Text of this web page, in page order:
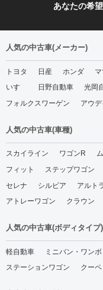
あなたの希
人気の中古車(メーカー)
トヨタ 日産 ホンダ
いすゞ
日野自動車 光岡
フォルクスワーゲン
アウデ
人気の中古車(車種)
スカイライン ワゴンR
フィット
ステップワゴン
セレナ
シルビア アルト
アトレーワゴン
クラウン
人気の中古車(ボディタイプ)
軽自動車 ミニバン・ワン
ステーションワゴン
クーペ